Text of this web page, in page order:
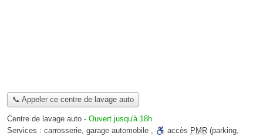
📞 Appeler ce centre de lavage auto
Centre de lavage auto - Ouvert jusqu'à 18h
Services : carrosserie, garage automobile , accès PMR (parking,